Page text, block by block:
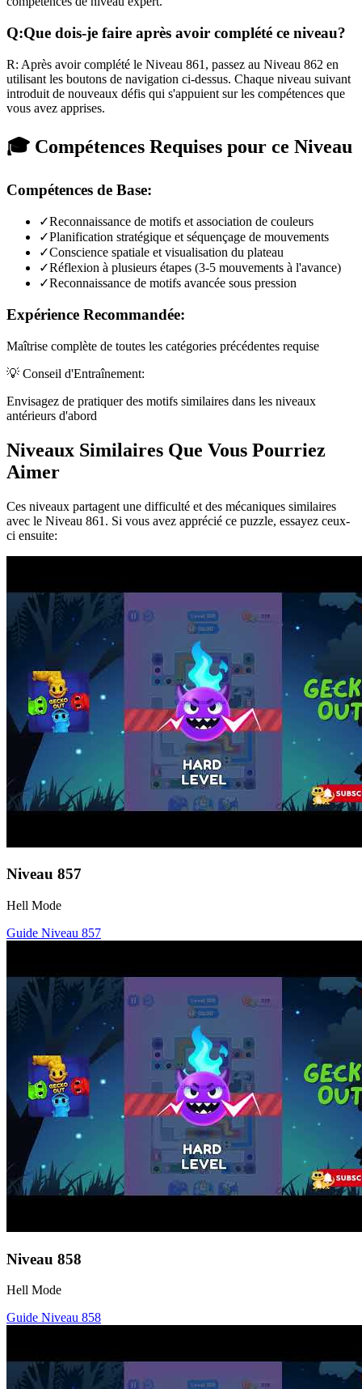
Q:Que dois-je faire après avoir complété ce niveau?
R: Après avoir complété le Niveau 861 , passez au Niveau 862 en
utilisant les boutons de navigation ci-dessus. Chaque niveau suivant
introduit de nouveaux défis qui s'appuient sur les compétences que
vous avez apprises.
🎓 Compétences Requises pour ce Niveau
Compétences de Base:
✓Reconnaissance de motifs et association de couleurs
✓Planification stratégique et séquençage de mouvements
✓Conscience spatiale et visualisation du plateau
✓Réflexion à plusieurs étapes (3-5 mouvements à l'avance)
✓Reconnaissance de motifs avancée sous pression
Expérience Recommandée:
Maîtrise complète de toutes les catégories précédentes requise
💡 Conseil d'Entraînement:
Envisagez de pratiquer des motifs similaires dans les niveaux
antérieurs d'abord
Niveaux Similaires Que Vous Pourriez
Aimer
Ces niveaux partagent une difficulté et des mécaniques similaires
avec le Niveau 861 . Si vous avez apprécié ce puzzle, essayez ceux-
ci ensuite:
Niveau 857
Hell Mode
Guide Niveau 857
Niveau 858
Hell Mode
Guide Niveau 858